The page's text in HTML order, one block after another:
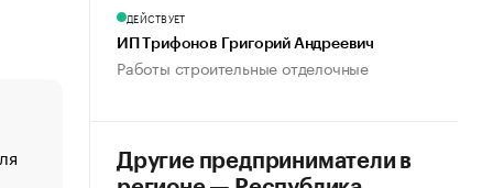
«От спорта тело стареет иначе». Как живет глава
создавшей GTA
ДЕЙСТВУЕТ
ИП Трифонов Григорий Андреевич
Работы строительные отделочные
Другие предприниматели в